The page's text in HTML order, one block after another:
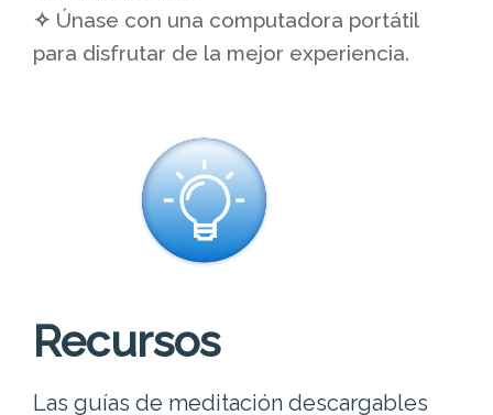
✧ Únase con una computadora portátil
para disfrutar de la mejor experiencia.
Recursos
Las guías de meditación descargables